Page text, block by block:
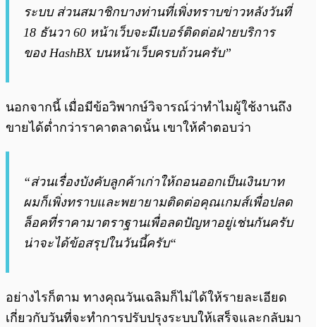
ระบบ ส่วนสมาชิกบางท่านที่เพิ่งทราบข่าวหลังวันที่
18 ธันวา 60 หน้าเว็บจะมีเบอร์ติดต่อฝ่ายบริการ
ของ HashBX บนหน้าเว็บครบถ้วนครับ”
นอกจากนี้ เมื่อมีข้อวิพากษ์วิจารณ์ว่าทำไมผู้ใช้งานถึง
ขายได้ต่ำกว่าราคาตลาดนั้น เขาให้คำตอบว่า
“ส่วนเรื่องบังคับลูกค้าเก่าให้ถอนออกเป็นเงินบาท
ผมก็เพิ่งทราบและพยายามติดต่อคุณเกมส์เพื่อปลด
ล็อคที่ราคามาตราฐานเพื่อลดปัญหาอยู่เช่นกันครับ
น่าจะได้ข้อสรุปในวันนี้ครับ“
อย่างไรก็ตาม ทางคุณวันเฉลิมก็ไม่ได้ให้รายละเอียด
เกี่ยวกับวันที่จะทำการปรับปรุงระบบให้เสร็จและกลับมา